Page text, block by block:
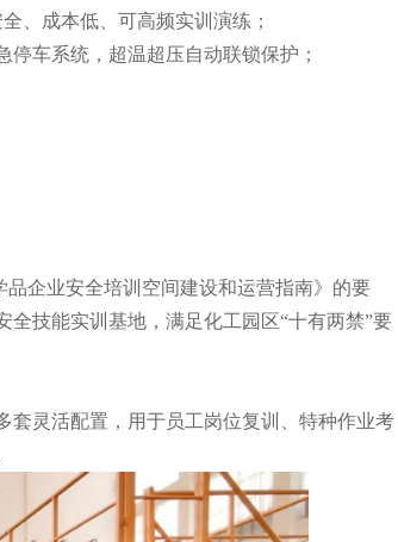
、成本低、可高频实训演练；
车系统，超温超压自动联锁保护；
企业安全培训空间建设和运营指南》的要
全技能实训基地，满足化工 园区“十有两禁”要
套灵活配置，用于员工岗位复训、特种作业考